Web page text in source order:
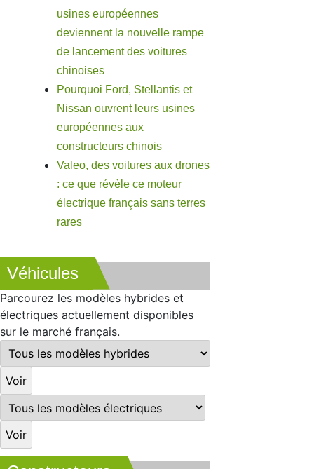
usines européennes
deviennent la nouvelle rampe
de lancement des voitures
chinoises
Pourquoi Ford, Stellantis et
Nissan ouvrent leurs usines
européennes aux
constructeurs chinois
Valeo, des voitures aux drones
: ce que révèle ce moteur
électrique français sans terres
rares
Véhicules
Parcourez les modèles hybrides et
électriques actuellement disponibles
sur le marché français.